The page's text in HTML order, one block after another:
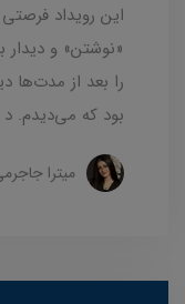
این رویداد
«نوشتن» و
را بعد از مدت‌ها
بود که می‌دیدم. د
میترا